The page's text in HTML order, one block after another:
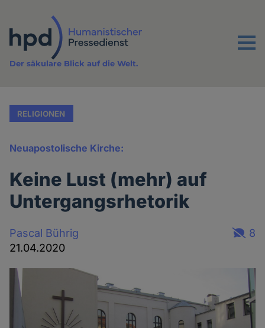
Inhalt
Menu
Der säkulare Blick auf die Welt.
RELIGIONEN
Neuapostolische Kirche:
Keine Lust (mehr) auf
Untergangsrhetorik
Pascal Bührig
21.04.2020
8